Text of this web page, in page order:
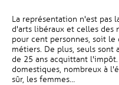
La représentation n'est pas
d'arts libéraux et celles des
pour cent personnes, soit
métiers. De plus, seuls sont
de 25 ans acquittant
domestiques, nombreux à
sûr, les femmes…